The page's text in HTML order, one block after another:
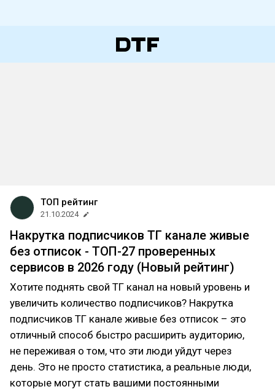
ТОП рейтинг
21.10.2024
Накрутка подписчиков ТГ канале живые
без отписок - ТОП-27 проверенных
сервисов в 2026 году (Новый рейтинг)
Хотите поднять свой ТГ канал на новый уровень и
увеличить количество подписчиков? Накрутка
подписчиков ТГ канале живые без отписок – это
отличный способ быстро расширить аудиторию,
не переживая о том, что эти люди уйдут через
день. Это не просто статистика, а реальные люди,
которые могут стать вашими постоянными